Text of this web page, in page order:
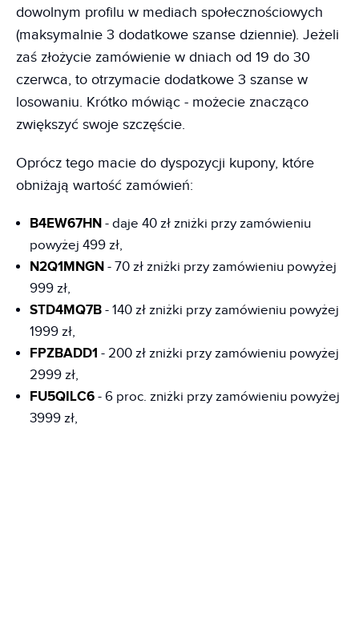
dowolnym profilu w mediach społecznościowych
(maksymalnie 3 dodatkowe szanse dziennie). Jeżeli
zaś złożycie zamówienie w dniach od 19 do 30
czerwca, to otrzymacie dodatkowe 3 szanse w
losowaniu. Krótko mówiąc - możecie znacząco
zwiększyć swoje szczęście.
Oprócz tego macie do dyspozycji kupony, które
obniżają wartość zamówień:
B4EW67HN - daje 40 zł zniżki przy zamówieniu
powyżej 499 zł,
N2Q1MNGN - 70 zł zniżki przy zamówieniu powyżej
999 zł,
STD4MQ7B - 140 zł zniżki przy zamówieniu powyżej
1999 zł,
FPZBADD1 - 200 zł zniżki przy zamówieniu powyżej
2999 zł,
FU5QILC6 - 6 proc. zniżki przy zamówieniu powyżej
3999 zł,